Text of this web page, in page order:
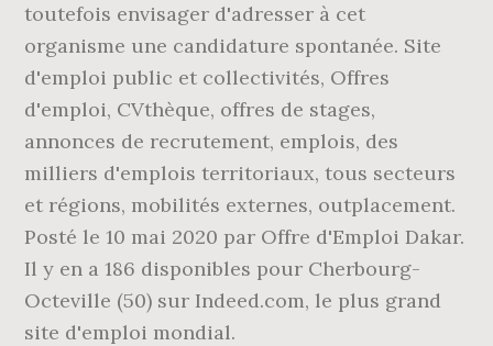
toutefois envisager d'adresser à cet
organisme une candidature spontanée. Site
d'emploi public et collectivités, Offres
d'emploi, CVthèque, offres de stages,
annonces de recrutement, emplois, des
milliers d'emplois territoriaux, tous secteurs
et régions, mobilités externes, outplacement.
Posté le 10 mai 2020 par Offre d'Emploi Dakar.
Il y en a 186 disponibles pour Cherbourg-
Octeville (50) sur Indeed.com, le plus grand
site d'emploi mondial.